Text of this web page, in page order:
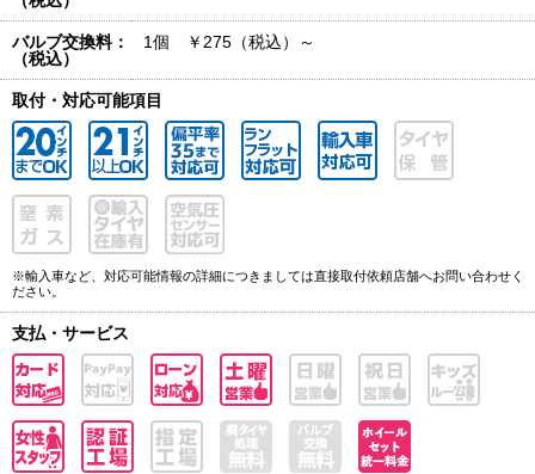
バルブ交換料：
（税込）
1個 ￥275（税込）～
取付・対応可能項目
※輸入車など、対応可能情報の詳細につきましては直接取付依頼店舗へお問い合わせく
ださい。
支払・サービス